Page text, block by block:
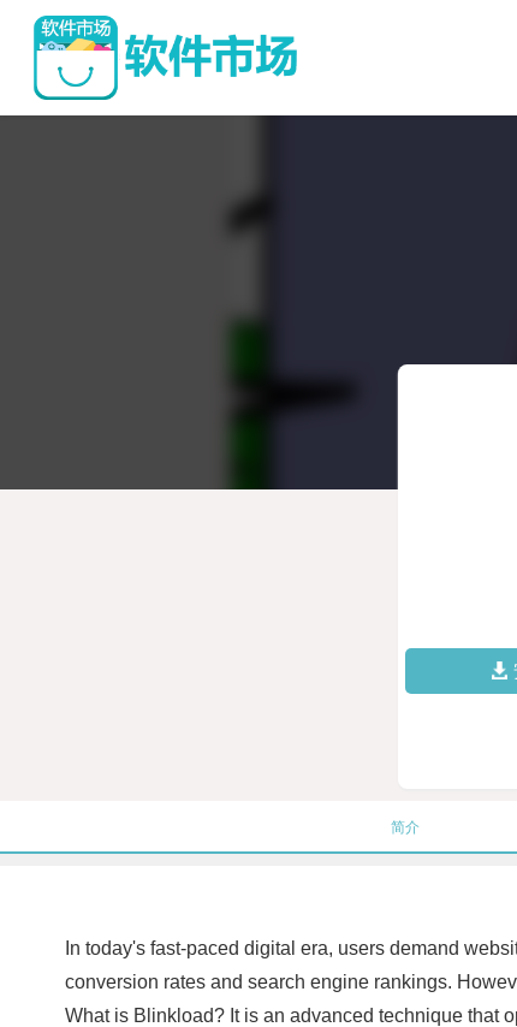
简介
In today's fast-paced digital era, users demand
conversion rates and search engine rankings.
What is Blinkload? It is an advanced technique that